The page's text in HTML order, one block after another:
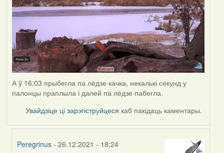
А ў 16:03 прыбегла па лёдзе качка, некалькі секунд у
палонцы праплыла і далей па лёдзе пабегла.
Увайдзіце цізарэгіструйцеся каб пакідаць каментары.
Peregrinus - 26.12.2021 - 18:24